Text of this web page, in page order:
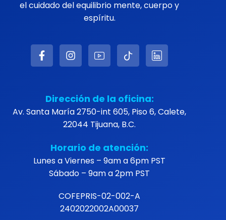
el cuidado del equilibrio mente, cuerpo y
espíritu.
Dirección de la oficina:
Av. Santa María 2750-int 605, Piso 6, Calete,
22044 Tijuana, B.C.
Horario de atención:
Lunes a Viernes – 9am a 6pm PST
Sábado – 9am a 2pm PST
COFEPRIS-02-002-A
2402022002A00037